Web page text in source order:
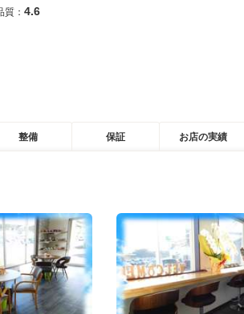
質： 4.6
整備 保証 お店の実績